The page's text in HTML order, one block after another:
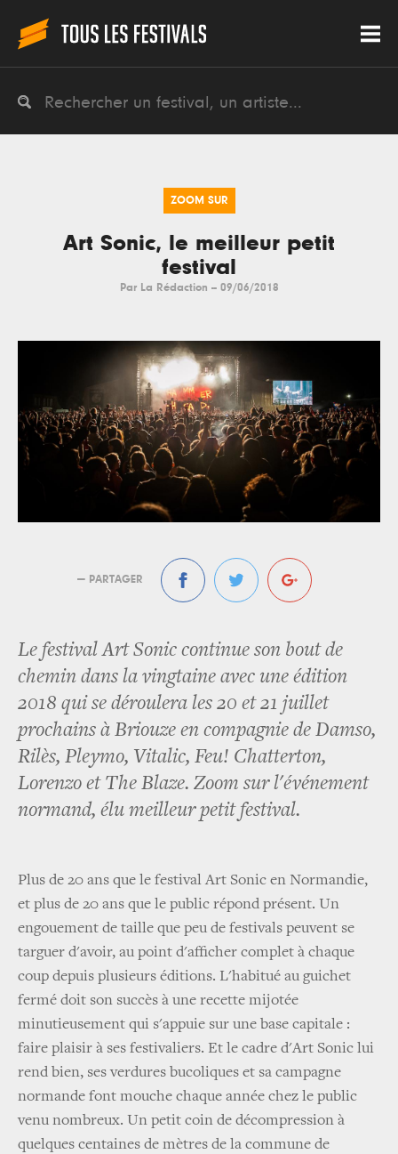
ZOOM SUR
Art Sonic, le meilleur petit
festival
Par La Rédaction -- 09/06/2018
— PARTAGER
Le festival Art Sonic continue son bout de
chemin dans la vingtaine avec une édition
2018 qui se déroulera les 20 et 21 juillet
prochains à Briouze en compagnie de Damso,
Rilès, Pleymo, Vitalic, Feu! Chatterton,
Lorenzo et The Blaze. Zoom sur l'événement
normand, élu meilleur petit festival.
Plus de 20 ans que le festival Art Sonic en Normandie,
et plus de 20 ans que le public répond présent. Un
engouement de taille que peu de festivals peuvent se
targuer d'avoir, au point d'afficher complet à chaque
coup depuis plusieurs éditions. L'habitué au guichet
fermé doit son succès à une recette mijotée
minutieusement qui s'appuie sur une base capitale :
faire plaisir à ses festivaliers. Et le cadre d'Art Sonic lui
rend bien, ses verdures bucoliques et sa campagne
normande font mouche chaque année chez le public
venu nombreux. Un petit coin de décompression à
quelques centaines de mètres de la commune de